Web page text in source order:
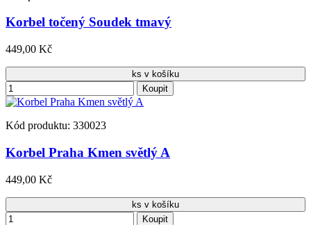
Korbel točený Soudek tmavý
449,00 Kč
ks v košíku
Koupit
Kód produktu: 330023
Korbel Praha Kmen světlý A
449,00 Kč
ks v košíku
Koupit